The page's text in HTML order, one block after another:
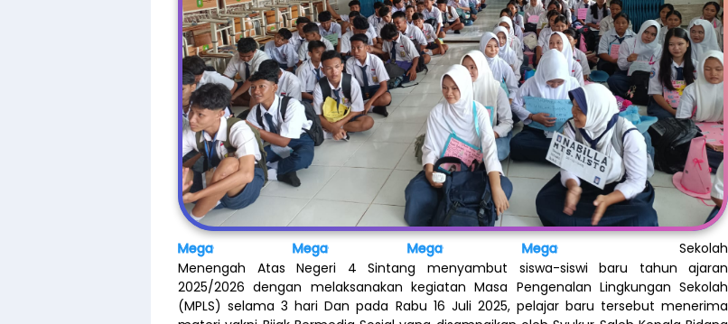
Mega-Berita.com Mega-Berita.com Mega-Berita.com Mega-Berita.com
Sekolah
Menengah Atas Negeri 4 Sintang menyambut siswa-siswi baru tahun ajaran
2025/2026 dengan melaksanakan kegiatan Masa Pengenalan Lingkungan Sekolah
(MPLS) selama 3 hari Dan pada Rabu 16 Juli 2025, pelajar baru tersebut menerima